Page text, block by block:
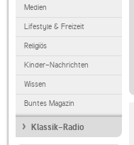
Medien
Lifestyle & Freizeit
Religiös
Kinder-Nachrichten
Wissen
Buntes Magazin
Klassik-Radio